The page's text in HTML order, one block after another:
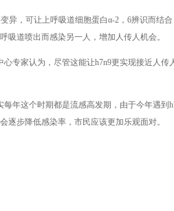
异，可让上呼吸道细胞蛋白α-2，6辨识而结
吸道喷出而感染另一人，增加人传人机会。
专家认为，尽管这能让h7n9更实现接近人传
年这个时期都是流感高发期，由于今年遇到
逐步降低感染率，市民应该更加乐观面对。